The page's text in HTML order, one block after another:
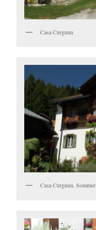
Casa Curgnun
Casa Curgnun, Sommer